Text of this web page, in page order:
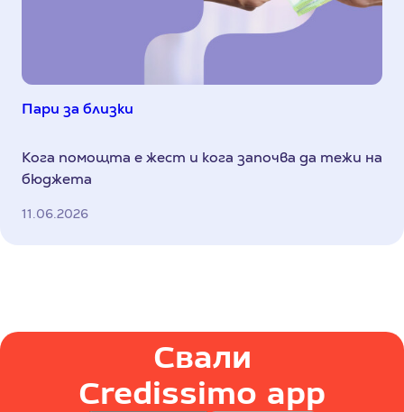
Пари за близки
Кога помощта е жест и кога започва да тежи на
бюджета
11.06.2026
Свали
Credissimo app